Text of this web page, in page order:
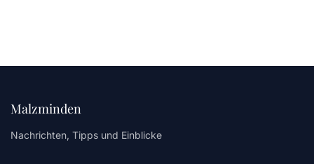
Malzminden
Nachrichten, Tipps und Einblicke